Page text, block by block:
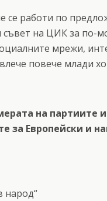
се работи по
съвет на ЦИК за по-
мрежи,
повече млади
на партиите
за Европейски и
народ“